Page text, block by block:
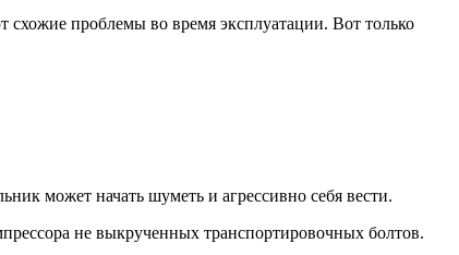
проблемы во время эксплуатации. Вот только
может начать шуметь и агрессивно себя вести.
не выкрученных транспортировочных болтов.